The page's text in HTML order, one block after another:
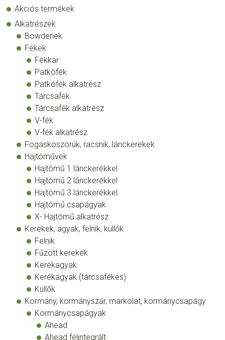
Akciós termékek
Alkatrészek
Bowdenek
Fékek
Fékkar
Patkófék
Patkófék alkatrész
Tárcsafék
Tárcsafék alkatrész
V-fék
V-fék alkatrész
Fogaskoszorúk, racsnik, lánckerekek
Hajtóművek
Hajtómű 1 lánckerékkel
Hajtómű 2 lánckerékkel
Hajtómű 3 lánckerékkel
Hajtómű csapágyak
X- Hajtómű alkatrész
Kerekek, agyak, felnik, küllők
Felnik
Fűzött kerekek
Kerékagyak
Kerékagyak (tárcsafékes)
Küllők
Kormány, kormányszár, markolat, kormánycsapágy
Kormánycsapágyak
Ahead
Ahead félintegrált